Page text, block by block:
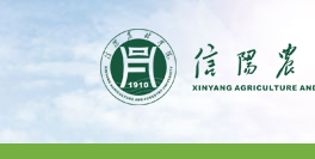
微信 学校主页